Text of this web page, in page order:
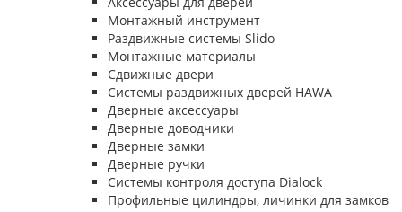
Монтажный инструмент
Раздвижные системы Slido
Монтажные материалы
Сдвижные двери
Системы раздвижных дверей HAWA
Дверные аксессуары
Дверные доводчики
Дверные замки
Дверные ручки
Системы контроля доступа Dialock
Профильные цилиндры, личинки для замков